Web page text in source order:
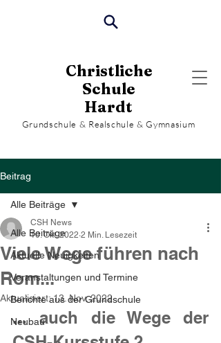
Christliche
Schule
Hardt
Grundschule & Realschule & Gymnasium
Beitrag
Alle Beiträge
Aktuelle Neuigkeiten
Veranstaltungen und Termine
Berichte aus der Grundschule
Neubau
Alle Beiträge
Viele Wege führen nach
Rom...
CSH News
10. Okt. 2022 2 Min. Lesezeit
Aktualisiert:13. Nov. 2022
... auch die Wege der